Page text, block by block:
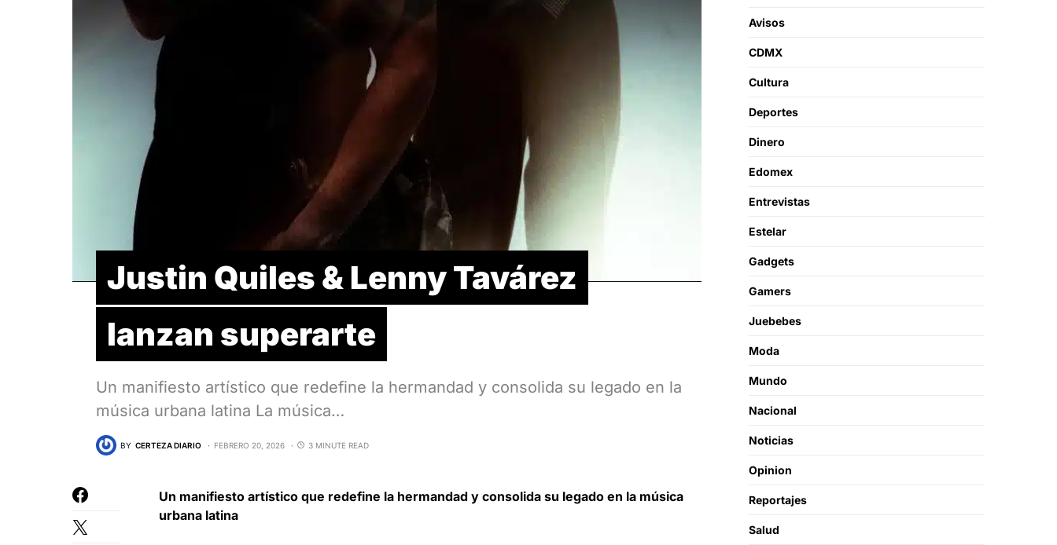
Justin Quiles & Lenny Tavárez
lanzan superarte
Un manifiesto artístico que redefine la hermandad y consolida su legado en la
música urbana latina La música…
BY CERTEZA DIARIO FEBRERO 20, 2026 3 MINUTE READ
Un manifiesto artístico que redefine la hermandad y consolida su legado en la música
urbana latina
Avisos
CDMX
Cultura
Deportes
Dinero
Edomex
Entrevistas
Estelar
Gadgets
Gamers
Juebebes
Moda
Mundo
Nacional
Noticias
Opinion
Reportajes
Salud